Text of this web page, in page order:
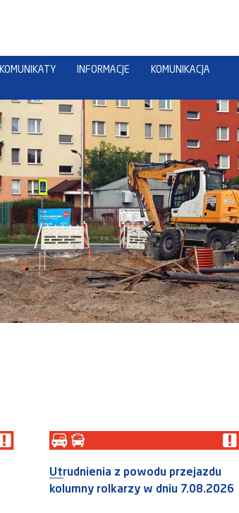
KOMUNIKATY INFORMACJE KOMUNIKACJA
Utrudnienia z powodu przejazdu
kolumny rolkarzy w dniu 7.08.2026